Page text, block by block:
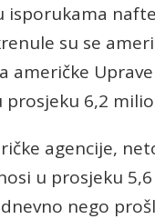
isporukama
su se
američke
6,2
agencije,
u prosjeku
nego